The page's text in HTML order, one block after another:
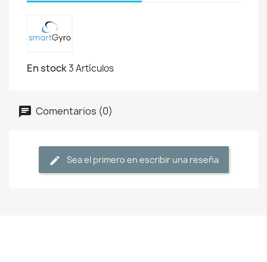
En stock3 Artículos
Comentarios (0)
Sea el primero en escribir una reseña